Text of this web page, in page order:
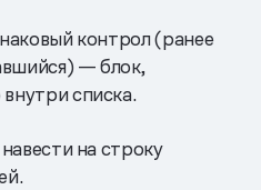
контрол (ранее
— блок,
списка.
на строку